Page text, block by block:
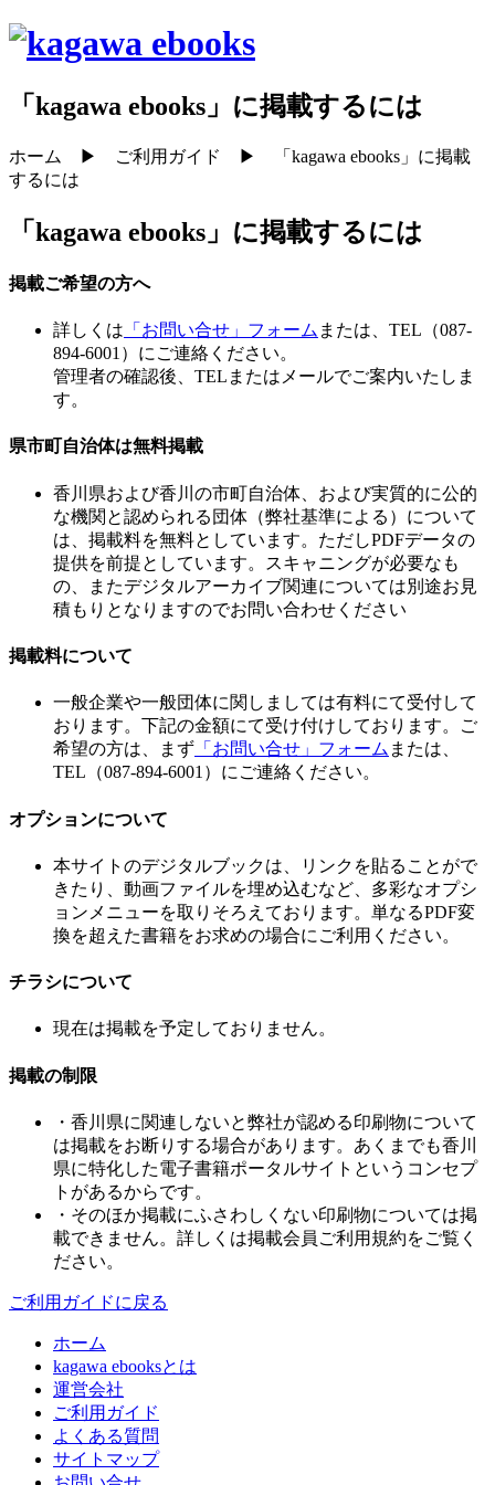
「kagawa ebooks」に掲載するには
ホーム ▶ ご利用ガイド ▶ 「kagawa ebooks」に掲載
するには
「kagawa ebooks」に掲載するには
掲載ご希望の方へ
詳しくは 「お問い合せ」フォーム または、TEL（087-
894-6001）にご連絡ください。
管理者の確認後、TELまたはメールでご案内いたしま
す。
県市町自治体は無料掲載
香川県および香川の市町自治体、および実質的に公的
な機関と認められる団体（弊社基準による）について
は、掲載料を無料としています。ただしPDFデータの
提供を前提としています。スキャニングが必要なも
の、またデジタルアーカイブ関連については別途お見
積もりとなりますのでお問い合わせください
掲載料について
一般企業や一般団体に関しましては有料にて受付して
おります。下記の金額にて受け付けしております。ご
希望の方は、まず 「お問い合せ」フォーム または、
TEL（087-894-6001）にご連絡ください。
オプションについて
本サイトのデジタルブックは、リンクを貼ることがで
きたり、動画ファイルを埋め込むなど、多彩なオプシ
ョンメニューを取りそろえております。単なるPDF変
換を超えた書籍をお求めの場合にご利用ください。
チラシについて
現在は掲載を予定しておりません。
掲載の制限
・香川県に関連しないと弊社が認める印刷物について
は掲載をお断りする場合があります。あくまでも香川
県に特化した電子書籍ポータルサイトというコンセプ
トがあるからです。
・そのほか掲載にふさわしくない印刷物については掲
載できません。詳しくは掲載会員ご利用規約をご覧く
ださい。
ご利用ガイドに戻る
ホーム
kagawa ebooksとは
運営会社
ご利用ガイド
よくある質問
サイトマップ